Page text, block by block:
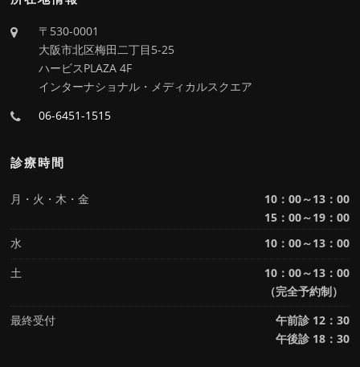
〒530-0001
大阪市北区梅田二丁目5-25
ハービスPLAZA 4F
インターナショナル・メディカルスクエア
06-6451-1515
診療時間
月・火・木・金
10：00～13：00
15：00～19：00
水
10：00～13：00
土
10：00～13：00
（完全予約制）
最終受付
午前診 12：30
午後診 18：30